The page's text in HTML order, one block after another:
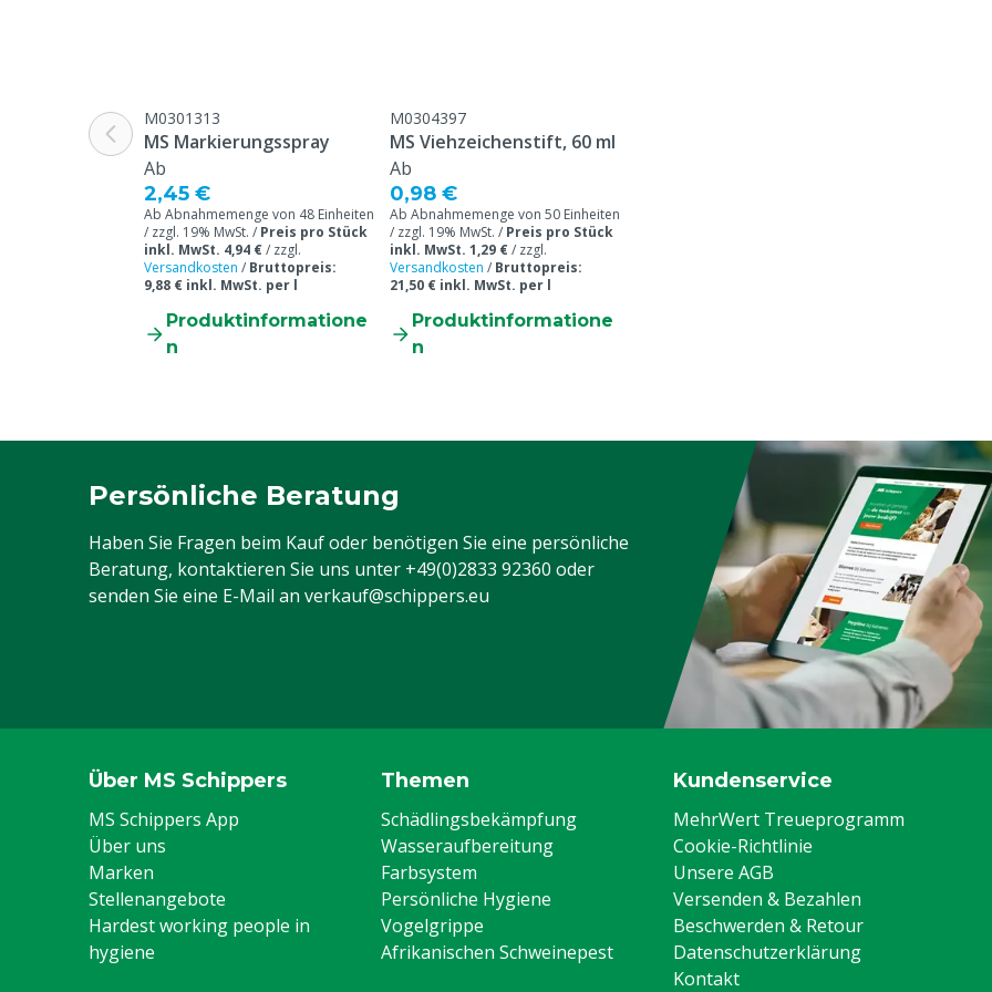
Farbe
Grün
M0301313
MS Markierungsspray
Ab
2,45 €
Ab Abnahmemenge von 48 Einheiten
/ zzgl. 19% MwSt. / Preis pro Stück
inkl. MwSt. 4,94 €/ zzgl.
Versandkosten / Bruttopreis:
9,88 € inkl. MwSt. per l
Produktinformatione
n
M0304397
MS Viehzeichenstift, 60 ml
Ab
0,98 €
Ab Abnahmemenge von 50 Einheiten
/ zzgl. 19% MwSt. / Preis pro Stück
inkl. MwSt. 1,29 €/ zzgl.
Versandkosten / Bruttopreis:
21,50 € inkl. MwSt. per l
Produktinformatione
n
Persönliche Beratung
Haben Sie Fragen beim Kauf oder benötigen Sie eine persönliche
Beratung, kontaktieren Sie uns unter +49(0)2833 92360 oder
senden Sie eine E-Mail an verkauf@schippers.eu
Über MS Schippers
MS Schippers App
Über uns
Marken
Stellenangebote
Hardest working people in
hygiene
Themen
Schädlingsbekämpfung
Wasseraufbereitung
Farbsystem
Persönliche Hygiene
Vogelgrippe
Afrikanischen Schweinepest
Kundenservice
MehrWert Treueprogramm
Cookie-Richtlinie
Unsere AGB
Versenden & Bezahlen
Beschwerden & Retour
Datenschutzerklärung
Kontakt